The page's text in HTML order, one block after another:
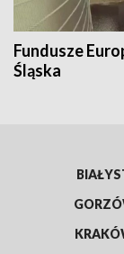
Fundusze
Śląska